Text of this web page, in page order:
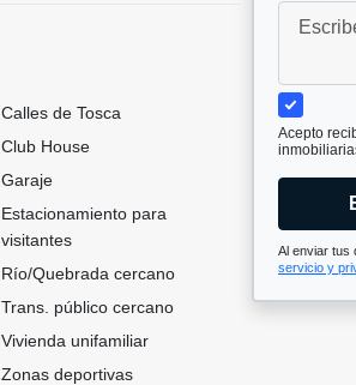
Calles de Tosca
Club House
Garaje
Estacionamiento para
visitantes
Río/Quebrada cercano
Trans. público cercano
Vivienda unifamiliar
Zonas deportivas
Acepto
Al enviar tus
servicio y